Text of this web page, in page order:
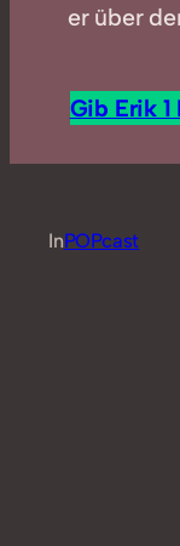
er über
Gib Erik 1
InPOPcast